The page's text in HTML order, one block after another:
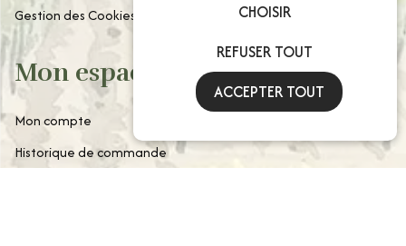
Gestion des Cookies
Mon espace client
Mon compte
Historique de commande
CHOISIR
REFUSER TOUT
ACCEPTER TOUT